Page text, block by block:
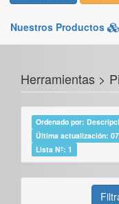
Nuestros Productos
Herramientas >
Ordenado por:
Última actualización:
Lista Nº: 1